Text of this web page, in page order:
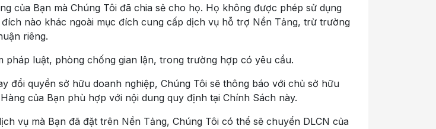
của Bạn mà Chúng Tôi đã chia sẻ cho họ. Họ không được phép sử dụng
nào khác ngoài mục đích cung cấp dịch vụ hỗ trợ Nền Tảng, trừ trường
riêng.
luật, phòng chống gian lận, trong trường hợp có yêu cầu.
đổi quyền sở hữu doanh nghiệp, Chúng Tôi sẽ thông báo với chủ sở hữu
của Bạn phù hợp với nội dung quy định tại Chính Sách này.
vụ mà Bạn đã đặt trên Nền Tảng, Chúng Tôi có thể sẽ chuyển DLCN của